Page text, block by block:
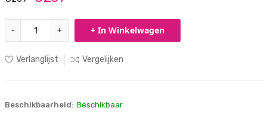
- + + In Winkelwagen
Verlanglijst Vergelijken
Beschikbaarheid: Beschikbaar